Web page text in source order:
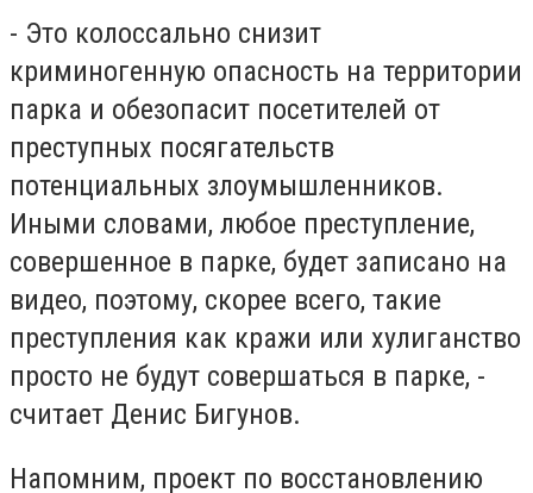
- Это колоссально снизит
криминогенную опасность на территории
парка и обезопасит посетителей от
преступных посягательств
потенциальных злоумышленников.
Иными словами, любое преступление,
совершенное в парке, будет записано на
видео, поэтому, скорее всего, такие
преступления как кражи или хулиганство
просто не будут совершаться в парке, -
считает Денис Бигунов.
Напомним, проект по восстановлению